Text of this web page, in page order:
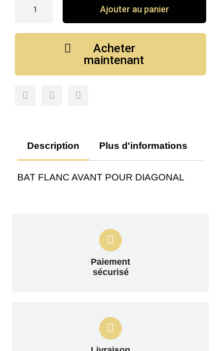
Ajouter au panier
Acheter
maintenant
Description Plus d'informations
BAT FLANC AVANT POUR DIAGONAL
Paiement
sécurisé